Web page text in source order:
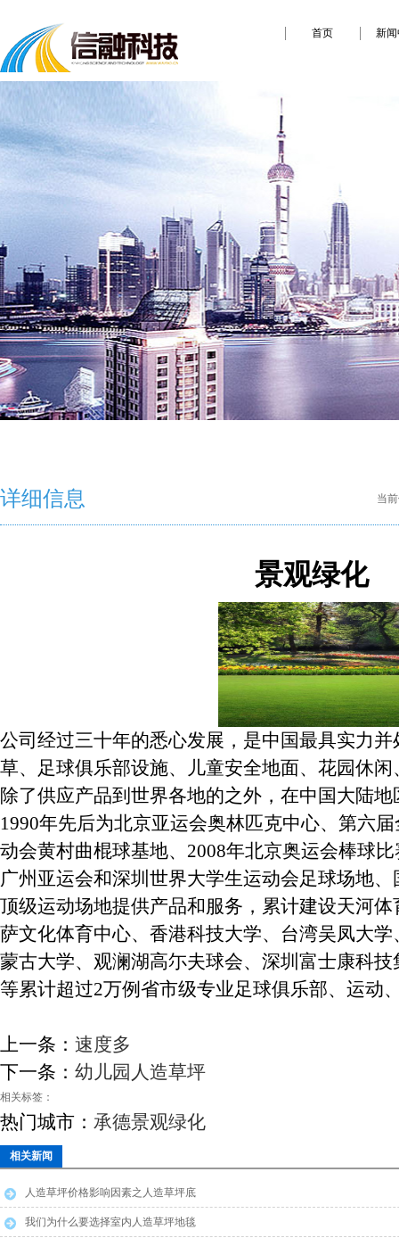
首页 新
详细信息 当
景观绿化
公司经过三十年的悉心发展，是中国最具实力
草、足球俱乐部设施、儿童安全地面、花园休
除了供应产品到世界各地的之外，在中国大陆
1990年先后为北京亚运会奥林匹克中心、第六
动会黄村曲棍球基地、2008年北京奥运会棒球
广州亚运会和深圳世界大学生运动会足球场地
顶级运动场地提供产品和服务，累计建设天河
萨文化体育中心、香港科技大学、台湾吴凤大
蒙古大学、观澜湖高尓夫球会、深圳富士康科
等累计超过2万例省市级专业足球俱乐部、运动
上一条： 速度多
下一条： 幼儿园人造草坪
相关标签：
热门城市： 承德景观绿化
相关新闻
人造草坪价格影响因素之人造草坪底
布
我们为什么要选择室内人造草坪地毯